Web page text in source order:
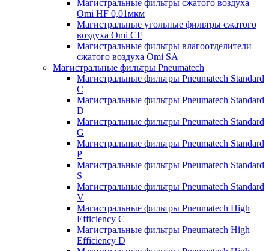
Магистральные фильтры сжатого воздуха
Omi HF 0,01мкм
Магистральные угольные фильтры сжатого
воздуха Omi CF
Магистральные фильтры влагоотделители
сжатого воздуха Omi SA
Магистральные фильтры Pneumatech
Магистральные фильтры Pneumatech Standard
C
Магистральные фильтры Pneumatech Standard
D
Магистральные фильтры Pneumatech Standard
G
Магистральные фильтры Pneumatech Standard
P
Магистральные фильтры Pneumatech Standard
S
Магистральные фильтры Pneumatech Standard
V
Магистральные фильтры Pneumatech High
Efficiency C
Магистральные фильтры Pneumatech High
Efficiency D